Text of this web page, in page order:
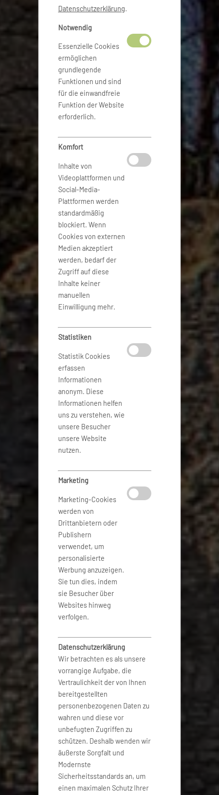
Datenschutzerklärung.
Notwendig
Essenzielle Cookies
ermöglichen
grundlegende
Funktionen und sind
für die einwandfreie
Funktion der Website
erforderlich.
Komfort
Inhalte von
Videoplattformen und
Social-Media-
Plattformen werden
standardmäßig
blockiert. Wenn
Cookies von externen
Medien akzeptiert
werden, bedarf der
Zugriff auf diese
Inhalte keiner
manuellen
Einwilligung mehr.
Statistiken
Statistik Cookies
erfassen
Informationen
anonym. Diese
Informationen helfen
uns zu verstehen, wie
unsere Besucher
unsere Website
nutzen.
Marketing
Marketing-Cookies
werden von
Drittanbietern oder
Publishern
verwendet, um
personalisierte
Werbung anzuzeigen.
Sie tun dies, indem
sie Besucher über
Websites hinweg
verfolgen.
Datenschutzerklärung
Wir betrachten es als unsere
vorrangige Aufgabe, die
Vertraulichkeit der von Ihnen
bereitgestellten
personenbezogenen Daten zu
wahren und diese vor
unbefugten Zugriffen zu
schützen. Deshalb wenden wir
äußerste Sorgfalt und
Modernste
Sicherheitsstandards an, um
einen maximalen Schutz Ihrer